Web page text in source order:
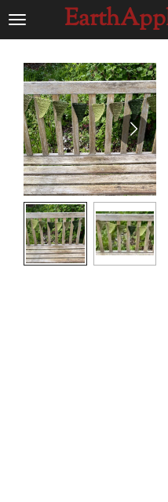
Ga
hoofdinhoud